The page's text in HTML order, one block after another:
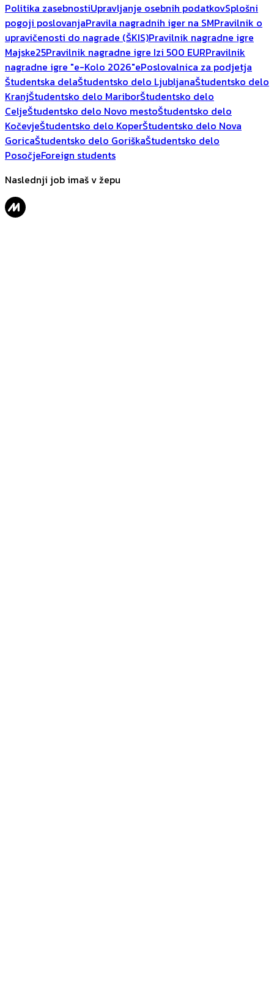
Politika zasebnostiUpravljanje osebnih podatkovSplošni
pogoji poslovanjaPravila nagradnih iger na SMPravilnik o
upravičenosti do nagrade (ŠKIS)Pravilnik nagradne igre
Majske25Pravilnik nagradne igre Izi 500 EURPravilnik
nagradne igre "e-Kolo 2026"ePoslovalnica za podjetja
Študentska delaŠtudentsko delo LjubljanaŠtudentsko delo
KranjŠtudentsko delo MariborŠtudentsko delo
CeljeŠtudentsko delo Novo mestoŠtudentsko delo
KočevjeŠtudentsko delo KoperŠtudentsko delo Nova
GoricaŠtudentsko delo GoriškaŠtudentsko delo
PosočjeForeign students
Naslednji job imaš v žepu